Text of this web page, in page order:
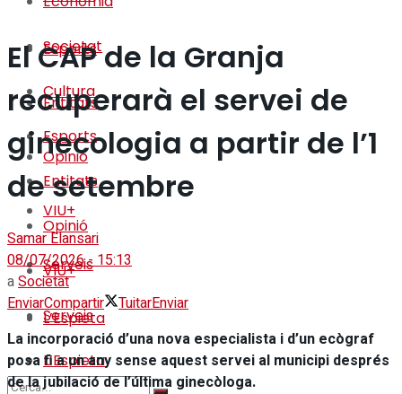
Esports
Entitats
Opinió
VIU+
Serveis
L’Espieta
Societat
Cultura
Esports
Entitats
Opinió
VIU+
Serveis
L’Espieta
El CAP de la Granja
recuperarà el servei de
ginecologia a partir de l’1
de setembre
Samar Elansari
08/07/2026 - 15:13
aSocietat
EnviarCompartir TuitarEnviar
La incorporació d’una nova especialista i d’un ecògraf
posa fi a un any sense aquest servei al municipi després
de la jubilació de l’última ginecòloga.